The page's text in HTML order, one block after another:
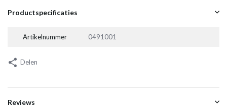
Productspecificaties
Artikelnummer 0491001
Delen
Reviews